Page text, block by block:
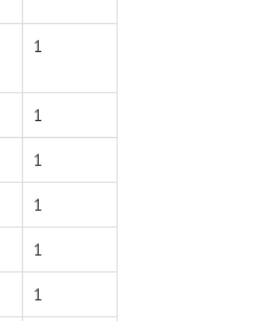
1
1
1
1
1
1